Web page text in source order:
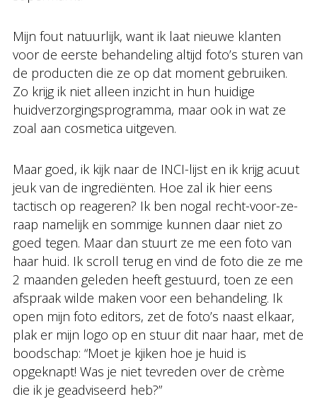
Mijn fout natuurlijk, want ik laat nieuwe klanten
voor de eerste behandeling altijd foto’s sturen van
de producten die ze op dat moment gebruiken.
Zo krijg ik niet alleen inzicht in hun huidige
huidverzorgingsprogramma, maar ook in wat ze
zoal aan cosmetica uitgeven.
Maar goed, ik kijk naar de INCI-lijst en ik krijg acuut
jeuk van de ingrediënten. Hoe zal ik hier eens
tactisch op reageren? Ik ben nogal recht-voor-ze-
raap namelijk en sommige kunnen daar niet zo
goed tegen. Maar dan stuurt ze me een foto van
haar huid. Ik scroll terug en vind de foto die ze me
2 maanden geleden heeft gestuurd, toen ze een
afspraak wilde maken voor een behandeling. Ik
open mijn foto editors, zet de foto’s naast elkaar,
plak er mijn logo op en stuur dit naar haar, met de
boodschap: “Moet je kjiken hoe je huid is
opgeknapt! Was je niet tevreden over de crème
die ik je geadviseerd heb?”